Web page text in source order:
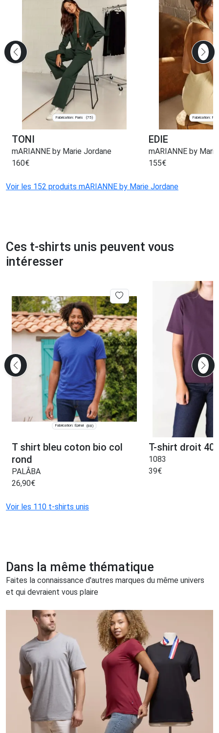
Fabrication: Paris (75)
TONI
mARIANNE by Marie Jordane
160€
Fabrication:
EDIE
mARIANNE by
155€
Voir les 152 produits mARIANNE by Marie Jordane
Ces t-shirts unis peuvent vous
intéresser
Fabrication: Épinal (88)
T shirt bleu coton bio col
rond
PALÂBA
26,90€
T-shirt droit
1083
39€
Voir les 110 t-shirts unis
Dans la même thématique
Faites la connaissance d'autres marques du même univers
et qui devraient vous plaire